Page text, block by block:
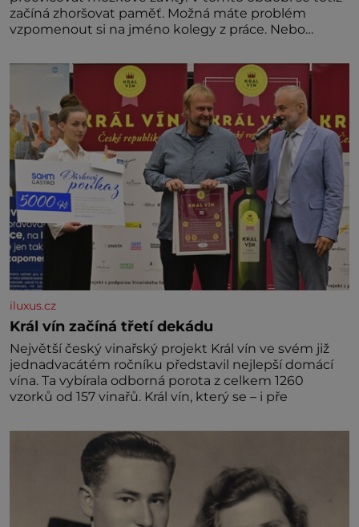
začíná zhoršovat paměť. Možná máte problém
vzpomenout si na jméno kolegy z práce. Nebo
nedávno přečetli. Je to opravdu tak, s věkem jako
kdyby se paměť rozhodla stávkovat. Cvičte
iluxus.cz
Král vín začíná třetí dekádu
Největší český vinařský projekt Král vín ve svém již
jednadvacátém ročníku představil nejlepší domácí
vína. Ta vybírala odborná porota z celkem 1260
vzorků od 157 vinařů. Král vín, který se – i pře